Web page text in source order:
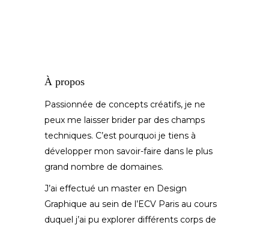
À propos
Passionnée de concepts créatifs, je ne
peux me laisser brider par des champs
techniques. C’est pourquoi je tiens à
développer mon savoir-faire dans le plus
grand nombre de domaines.
J’ai effectué un master en Design
Graphique au sein de l’ECV Paris au cours
duquel j’ai pu explorer différents corps de